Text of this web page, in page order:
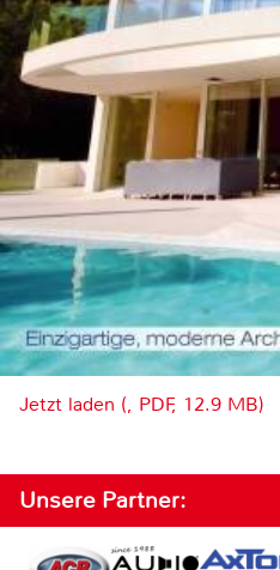
Jetzt laden (, PDF, 12.9 MB)
Unsere Partner: